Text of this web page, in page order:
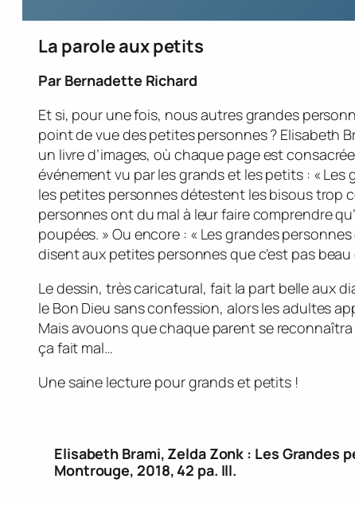
La parole aux petits
Par Bernadette Richard
Et si, pour une fois, nous autres grandes
point de vue des petites personnes ? Elisabeth
un livre d’images, où chaque page est
événement vu par les grands et les petits : « Les
les petites personnes détestent les bisous trop
personnes ont du mal à leur faire comprendre
poupées. » Ou encore : « Les grandes
disent aux petites personnes que c’est pas beau
Le dessin, très caricatural, fait la part belle aux
le Bon Dieu sans confession, alors les adultes
Mais avouons que chaque parent se
ça fait mal…
Une saine lecture pour grands et petits !
Elisabeth Brami, Zelda Zonk : Les Grandes
Montrouge, 2018, 42 pa. Ill.